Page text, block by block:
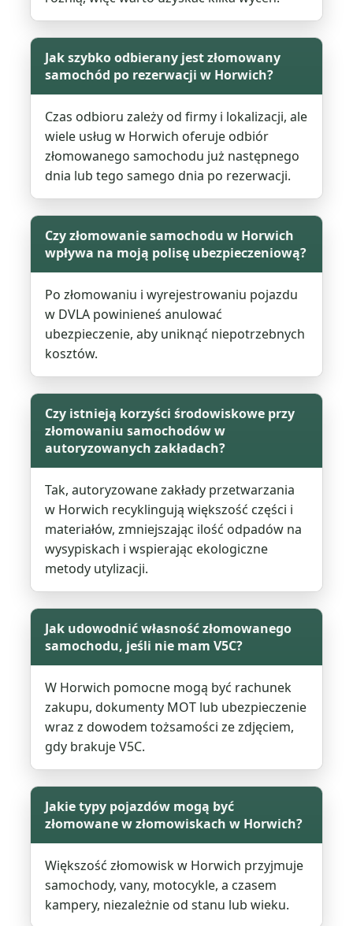
Jak szybko odbierany jest złomowany
samochód po rezerwacji w Horwich?
Czas odbioru zależy od firmy i lokalizacji, ale
wiele usług w Horwich oferuje odbiór
złomowanego samochodu już następnego
dnia lub tego samego dnia po rezerwacji.
Czy złomowanie samochodu w Horwich
wpływa na moją polisę ubezpieczeniową?
Po złomowaniu i wyrejestrowaniu pojazdu
w DVLA powinieneś anulować
ubezpieczenie, aby uniknąć niepotrzebnych
kosztów.
Czy istnieją korzyści środowiskowe przy
złomowaniu samochodów w
autoryzowanych zakładach?
Tak, autoryzowane zakłady przetwarzania
w Horwich recyklingują większość części i
materiałów, zmniejszając ilość odpadów na
wysypiskach i wspierając ekologiczne
metody utylizacji.
Jak udowodnić własność złomowanego
samochodu, jeśli nie mam V5C?
W Horwich pomocne mogą być rachunek
zakupu, dokumenty MOT lub ubezpieczenie
wraz z dowodem tożsamości ze zdjęciem,
gdy brakuje V5C.
Jakie typy pojazdów mogą być
złomowane w złomowiskach w Horwich?
Większość złomowisk w Horwich przyjmuje
samochody, vany, motocykle, a czasem
kampery, niezależnie od stanu lub wieku.